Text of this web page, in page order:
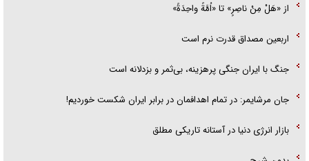
از «هَلْ مِنْ ناصِرٍ» تا «اُمَّةً واحِدَةً»
اربعین مصداق قدرت نرم است
جنگ با ایران جنگی پرهزینه، بی‌ثمر و بزدلانه است
جان مرشایمر: در تمام اهدافمان در برابر ایران شکست خوردیم!
بازار انرژی دنیا در آستانه تاریکی مطلق